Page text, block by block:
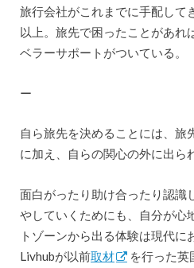
旅行会社がこれまでに手配して
以上。旅先で困ったことがあれ
ベラーサポートがついている。
ー
自ら旅先を決めることには、旅
に加え、自らの関心の外に出ら
面白がったり助け合ったり認識
やしていくためにも、自分が心
トゾーンから出る体験は現代に
Livhubが以前取材
を行った英